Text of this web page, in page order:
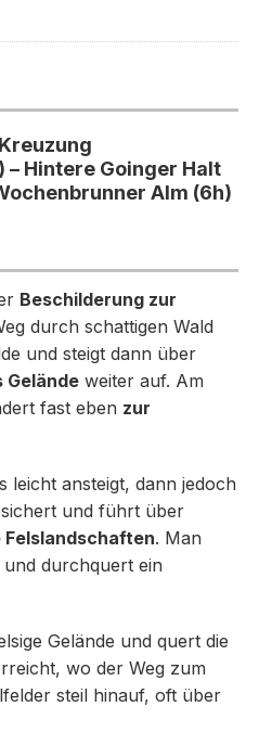
Hintere Goinger Halt
Alm (6h)
Beschilderung zur
durch schattigen Wald
und steigt dann über
Geländeweiter auf. Am
fast eben zur
leicht ansteigt, dann jedoch
und führt über
. Man
und durchquert ein
Gelände und quert die
wo der Weg zum
steil hinauf, oft über